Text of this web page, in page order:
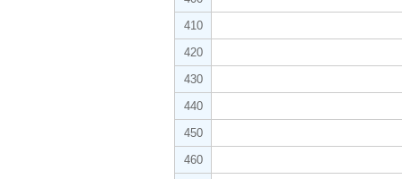
410
420
430
440
450
460